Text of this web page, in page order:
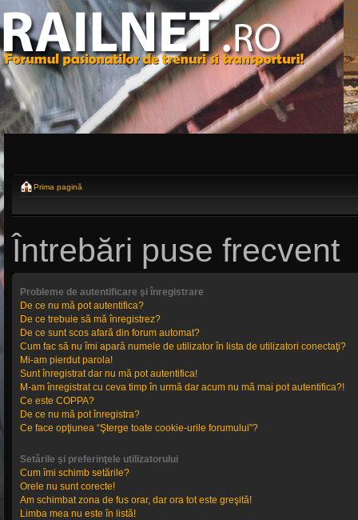
Prima pagină
Întrebări puse frecvent
Probleme de autentificare şi înregistrare
De ce nu mă pot autentifica?
De ce trebuie să mă înregistrez?
De ce sunt scos afară din forum automat?
Cum fac să nu îmi apară numele de utilizator în lista de utilizatori conectaţi?
Mi-am pierdut parola!
Sunt înregistrat dar nu mă pot autentifica!
M-am înregistrat cu ceva timp în urmă dar acum nu mă mai pot autentifica?!
Ce este COPPA?
De ce nu mă pot înregistra?
Ce face opţiunea “Şterge toate cookie-urile forumului”?
Setările şi preferinţele utilizatorului
Cum îmi schimb setările?
Orele nu sunt corecte!
Am schimbat zona de fus orar, dar ora tot este greşită!
Limba mea nu este în listă!